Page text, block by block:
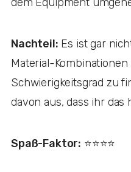
Nachteil: Es ist gar
Material-
Schwierigkeitsgrad zu
davon aus, dass ihr das
Spaß-Faktor: ⭐️⭐️⭐️⭐️